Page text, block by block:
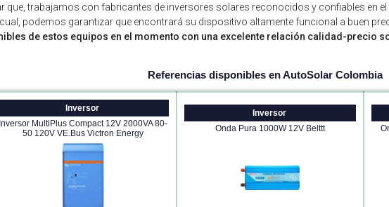
que, trabajamos con fabricantes de inversores solares reconocidos y confiables en
podemos garantizar que encontrará su dispositivo altamente funcional a buen
de estos equipos en el momento con una excelente relación calidad-precio
Referencias disponibles en AutoSolar Colombia
Inversor
Inversor MultiPlus Compact 12V 2000VA 80-
50 120V VE.Bus Victron Energy
Inversor
Onda Pura 1000W 12V Belttt